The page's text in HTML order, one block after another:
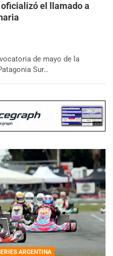
el llamado a
de mayo de la
Sur…
ARGENTINA